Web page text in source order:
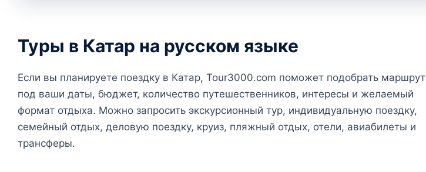
Туры в Катар на русском языке
Если вы планируете поездку в Катар, Tour3000.com поможет подобрать маршрут
под ваши даты, бюджет, количество путешественников, интересы и желаемый
формат отдыха. Можно запросить экскурсионный тур, индивидуальную поездку,
семейный отдых, деловую поездку, круиз, пляжный отдых, отели, авиабилеты и
трансферы.